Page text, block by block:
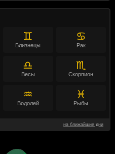
♊
Близнецы
♋
Рак
♎
Весы
♏
Скорпион
♒
Водолей
♓
Рыбы
на ближайшие дни